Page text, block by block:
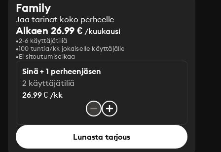
Family
Jaa tarinat koko perheelle
Alkaen 26.99 € /kuukausi
2-6 käyttäjätiliä
100 tuntia/kk jokaiselle käyttäjälle
Ei sitoutumisaikaa
Sinä + 1 perheenjäsen
2 käyttäjätiliä
26.99 € /kk
Lunasta tarjous